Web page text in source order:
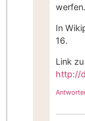
werfen.
In
16.
Link
http://